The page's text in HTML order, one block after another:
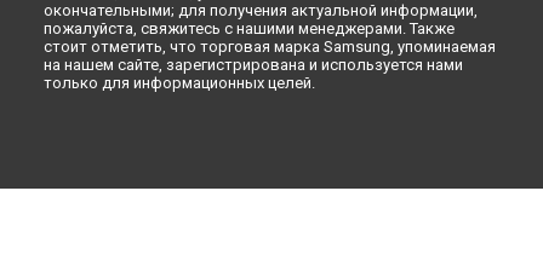
окончательными; для получения актуальной информации,
пожалуйста, свяжитесь с нашими менеджерами. Также
стоит отметить, что торговая марка Samsung, упоминаемая
на нашем сайте, зарегистрирована и используется нами
только для информационных целей.